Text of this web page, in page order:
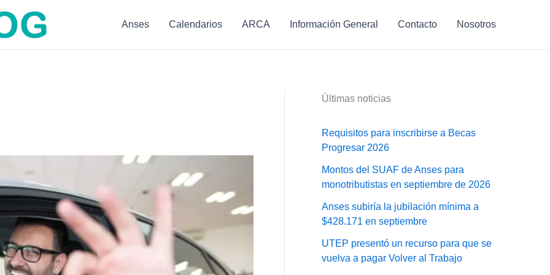
Anses Calendarios ARCA Información General Contacto Nosotros
Últimas noticias
Requisitos para inscribirse a Becas
Progresar 2026
Montos del SUAF de Anses para
monotributistas en septiembre de 2026
Anses subiría la jubilación mínima a
$428.171 en septiembre
UTEP presentó un recurso para que se
vuelva a pagar Volver al Trabajo